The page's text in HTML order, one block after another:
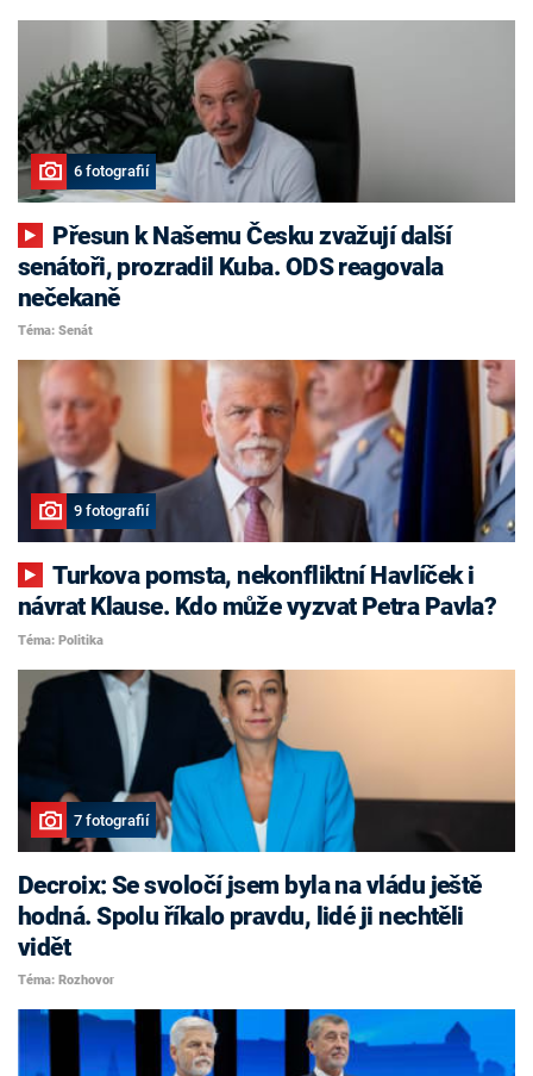
6 fotografií
senátoři, prozradil Kuba. ODS reagovala
nečekaně
Téma: Senát
9 fotografií
Turkova pomsta, nekonfliktní Havlíček i
návrat Klause. Kdo může vyzvat Petra Pavla?
Téma: Politika
7 fotografií
Decroix: Se svoločí jsem byla na vládu ještě
hodná. Spolu říkalo pravdu, lidé ji nechtěli
vidět
Téma: Rozhovor